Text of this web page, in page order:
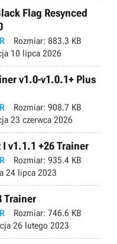
Flag Resynced
Rozmiar: 883.3 KB
10 lipca 2026
v1.0-v1.0.1+ Plus
Rozmiar: 908.7 KB
23 czerwca 2026
v1.1.1 +26 Trainer
Rozmiar: 935.4 KB
24 lipca 2023
Trainer
Rozmiar: 746.6 KB
26 lutego 2023